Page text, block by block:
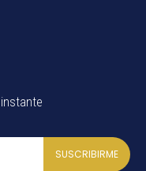
SUSCRIBIRME